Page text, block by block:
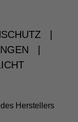
Herstellers